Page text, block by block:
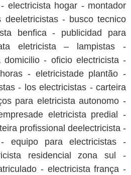
electricista hogar - montador
deeletricistas - busco tecnico
benfica - publicidad para
eletricista – lampistas -
domicilio - oficio electricista -
- eletricistade plantão -
- los electricistas - carteira
para eletricista autonomo -
eletricista predial -
profissional deelectricista -
equipo para electricistas -
residencial zona sul -
- electricista frança -